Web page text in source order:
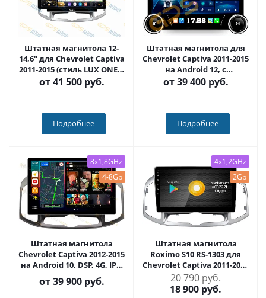
Штатная магнитола 12-
14,6" для Chevrolet Captiva
2011-2015 (стиль LUX ONE) -
Carmedia OL-1276
от41 500 руб.
Подробнее
Штатная магнитола для
Chevrolet Captiva 2011-2015
на Android 12, с
крутилками 10 / 11
дюймов QLED 2K -
от39 400 руб.
Подробнее
8x1,8GHz
4-8Gb
Штатная магнитола
Chevrolet Captiva 2012-2015
на Android 10, DSP, 4G, IPS,
Carplay - Cardrox CD-4326-
13 (11-13 дюймов)
от39 900 руб.
4x1,2GHz
2Gb
Штатная магнитола
Roximo S10 RS-1303 для
Chevrolet Captiva 2011-2016
(Android 10)
20 790 руб.
18 900 руб.